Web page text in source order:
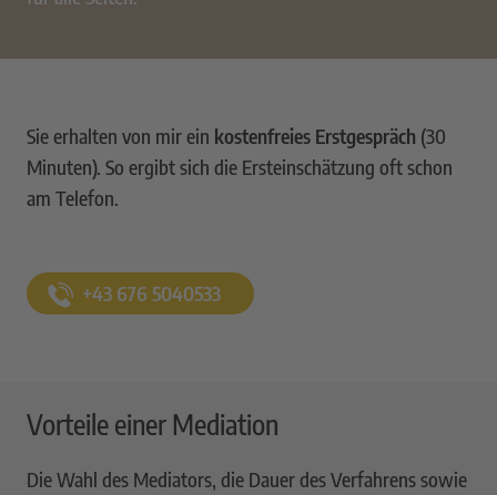
Sie erhalten von mir ein kostenfreies Erstgespräch (30
Minuten). So ergibt sich die Ersteinschätzung oft schon
am Telefon.
+43 676 5040533
Vorteile einer Mediation
Die Wahl des Mediators, die Dauer des Verfahrens sowie